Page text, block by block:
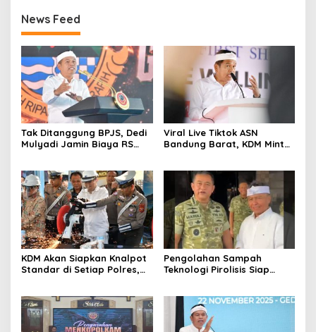
News Feed
Tak Ditanggung BPJS, Dedi
Mulyadi Jamin Biaya RS
Viral Live Tiktok ASN
Bandung Barat, KDM Minta
KDM Akan Siapkan Knalpot
Standar di Setiap Polres,
Pengolahan Sampah
Teknologi Pirolisis Siap
Barat